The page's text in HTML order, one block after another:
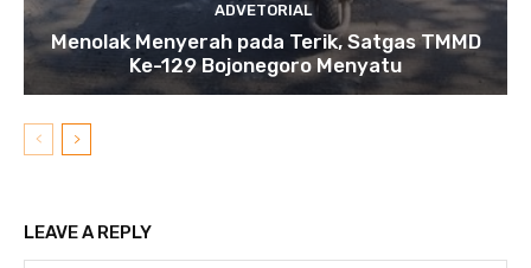
ADVETORIAL
Menolak Menyerah pada Terik, Satgas TMMD
Ke-129 Bojonegoro Menyatu
LEAVE A REPLY